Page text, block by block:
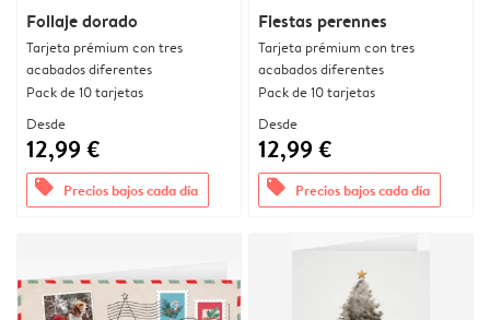
Follaje dorado
Tarjeta prémium con tres
acabados diferentes
Pack de 10 tarjetas
Desde
12,99 €
offers Precios bajos cada día
Fiestas perennes
Tarjeta prémium con tres
acabados diferentes
Pack de 10 tarjetas
Desde
12,99 €
offers Precios bajos cada día